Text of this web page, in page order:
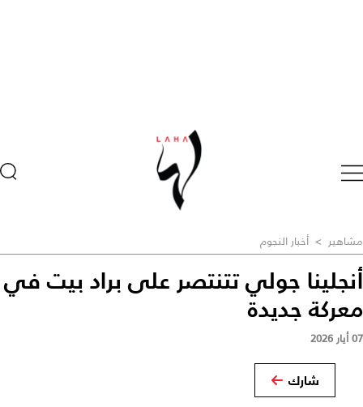
مشاهير > أخبار النجوم
أنجلينا جولي تتنتصر على براد بيت في
معركة جديدة
07 أيار 2026
شارك